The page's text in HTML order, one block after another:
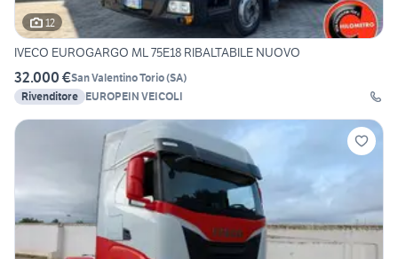
12
IVECO EUROGARGO ML 75E18 RIBALTABILE NUOVO
32.000 €San Valentino Torio(SA)
Rivenditore EUROPEIN VEICOLI